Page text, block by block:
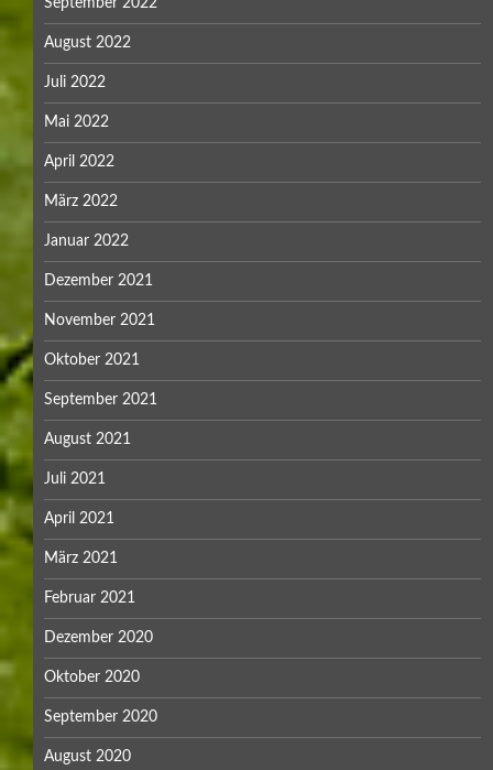
September 2022
August 2022
Juli 2022
Mai 2022
April 2022
März 2022
Januar 2022
Dezember 2021
November 2021
Oktober 2021
September 2021
August 2021
Juli 2021
April 2021
März 2021
Februar 2021
Dezember 2020
Oktober 2020
September 2020
August 2020